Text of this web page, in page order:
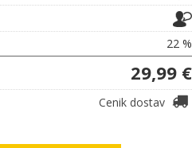
22 %
29,99 €
Cenik dostav